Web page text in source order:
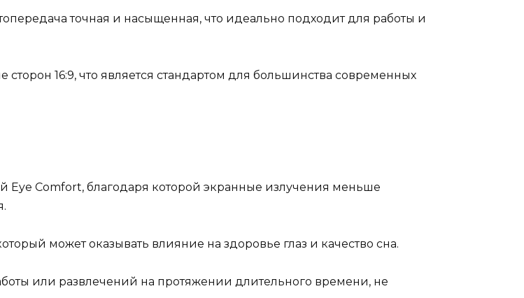
точная и насыщенная, что идеально подходит для работы и
16:9, что является стандартом для большинства современных
Eye Comfort, благодаря которой экранные излучения меньше
может оказывать влияние на здоровье глаз и качество сна.
или развлечений на протяжении длительного времени, не